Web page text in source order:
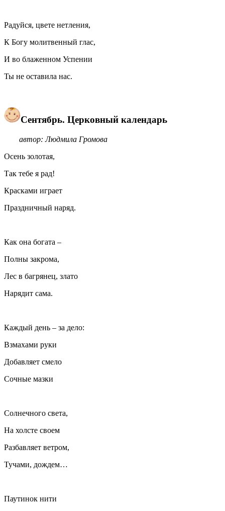
Радуйся, цвете нетления,
К Богу молитвенный глас,
И во блаженном Успении
Ты не оставила нас.
Сентябрь. Церковный календарь
автор: Людмила Громова
Осень золотая,
Так тебе я рад!
Красками играет
Праздничный наряд.
Как она богата –
Полны закрома,
Лес в багрянец, злато
Нарядит сама.
Каждый день – за дело:
Взмахами руки
Добавляет смело
Сочные мазки
Солнечного света,
На холсте своем
Разбавляет ветром,
Тучами, дождем…
Паутинок нити